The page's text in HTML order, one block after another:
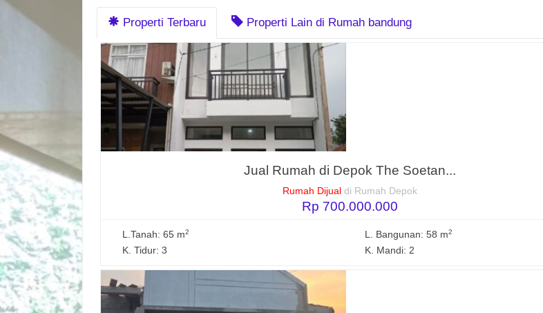
Properti Terbaru Properti Lain di Rumah bandung
Jual Rumah di Depok The Soetan...
Rumah Dijual di Rumah Depok
Rp 700.000.000
L.Tanah: 65 m2 L. Bangunan: 58 m2
K. Tidur: 3 K. Mandi: 2